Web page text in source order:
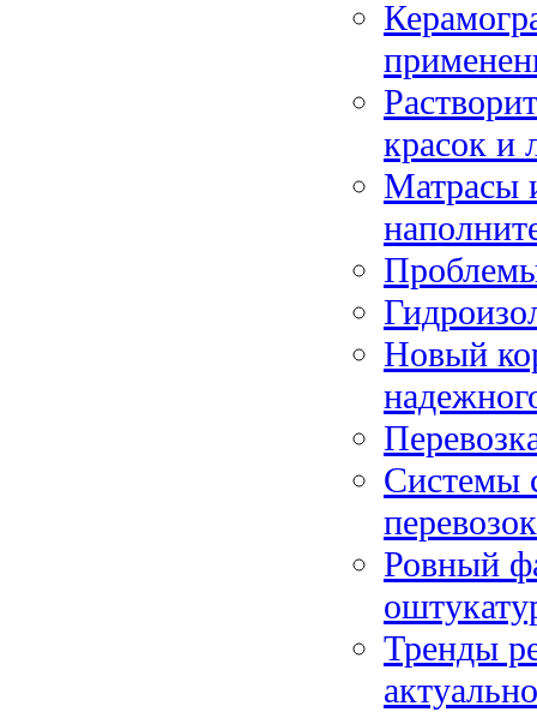
красок и
Матрасы
Новый
Системы
Ровный
Тренды